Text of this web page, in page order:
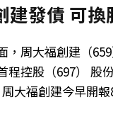
建發債 可換
，周大福創建（
程控股（697） 股
大福創建今早開